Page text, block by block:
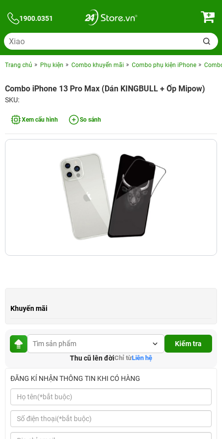
1900.0351
Trang chủ Phụ kiện Combo khuyến mãi Combo phụ kiện iPhone
Combo iPhone 13 Pro Max (Dán KINGBULL + Ốp Mipow)
SKU:
Xem cấu hình So sánh
Khuyến mãi
Kiểm tra
Thu cũ lên đờiChỉ từLiên hệ
ĐĂNG KÍ NHẬN THÔNG TIN KHI CÓ HÀNG